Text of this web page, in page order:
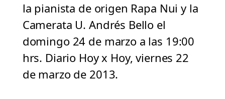
la pianista de origen Rapa Nui y la
Camerata U. Andrés Bello el
domingo 24 de marzo a las 19:00
hrs. Diario Hoy x Hoy, viernes 22
de marzo de 2013.